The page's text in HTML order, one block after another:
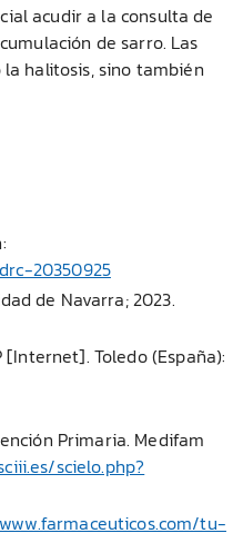
acudir a la consulta de
de sarro. Las
halitosis, sino también
20350925
de Navarra; 2023.
Toledo (España):
Primaria. Medifam
scielo.php?
tu-